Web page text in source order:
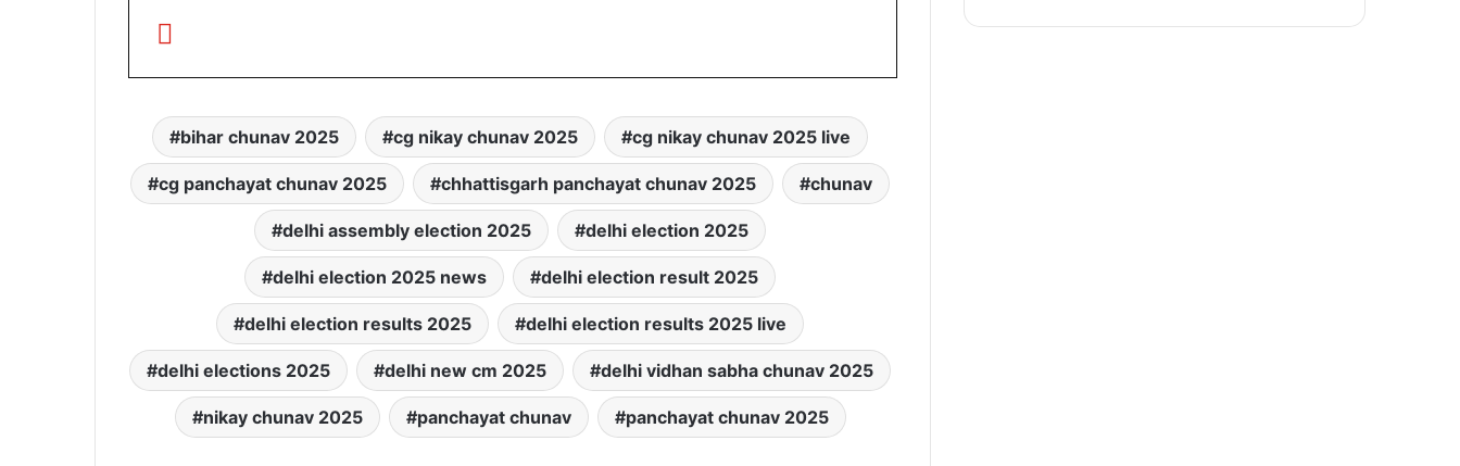
bihar chunav 2025 cg nikay chunav 2025 cg nikay chunav 2025 live
cg panchayat chunav 2025 chhattisgarh panchayat chunav 2025 chunav
delhi assembly election 2025 delhi election 2025
delhi election 2025 news delhi election result 2025
delhi election results 2025 delhi election results 2025 live
delhi elections 2025 delhi new cm 2025 delhi vidhan sabha chunav 2025
nikay chunav 2025 panchayat chunav panchayat chunav 2025